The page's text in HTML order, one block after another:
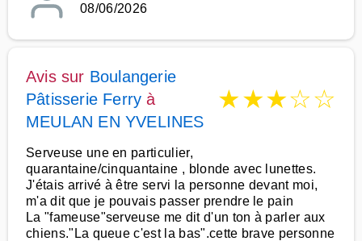
08/06/2026
Avis sur Boulangerie
Pâtisserie Ferry à
MEULAN EN YVELINES
★★★☆☆
Serveuse une en particulier,
quarantaine/cinquantaine , blonde avec lunettes.
J'étais arrivé à être servi la personne devant moi,
m'a dit que je pouvais passer prendre le pain
La "fameuse"serveuse me dit d'un ton à parler aux
chiens."La queue c'est la bas".cette brave personne